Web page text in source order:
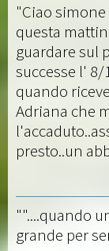
"Ciao
questa
guardare sul
successe l'
quando
Adriana che
presto..un
""....quando
grande per